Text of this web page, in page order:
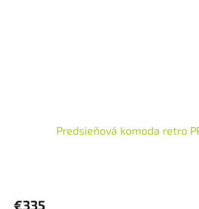
Predsieňová komoda retro
€335